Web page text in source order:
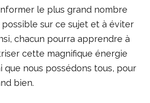
le plus grand nombre
sur ce sujet et à éviter
chacun pourra apprendre à
cette magnifique énergie
que nous possédons tous, pour
bien.